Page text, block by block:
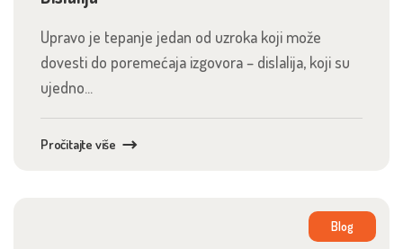
Upravo je tepanje jedan od uzroka koji može
dovesti do poremećaja izgovora – dislalija, koji su
ujedno...
Pročitajte više
Blog